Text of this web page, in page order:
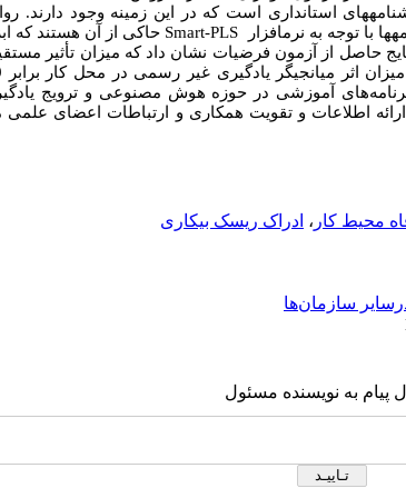
پرسشنامه‏های استانداری است که در این زمینه وجود دارند.
با توجه به نرم‏افزار
حاکی از آن هستند که
برخوردار هستند. نتایج حاصل از آزمون فرضیات نشان داد که میزان
دانشگاه می‌تواند با برنامه‌های آموزشی در حوزه هوش مصنوعی و
اطلاعات و تقویت همکاری و ارتباطات اعضای علمی
محیط کار ، ادراک ریسک بیکاری
سازمان‌ها
پیام به نویسنده مسئول